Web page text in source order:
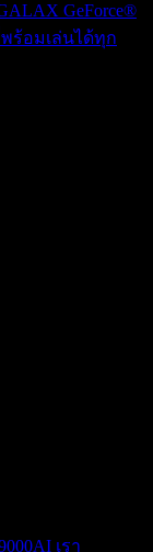
GeForce®
พร้อมเล่นได้ทุก